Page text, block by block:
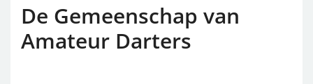
De Gemeenschap van
Amateur Darters